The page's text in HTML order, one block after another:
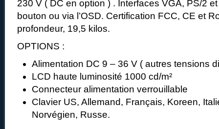
230 V ( DC en option ) . Interfaces VGA, PS/2
bouton ou via l’OSD. Certification FCC, CE et
profondeur, 19,5 kilos.
OPTIONS :
Alimentation DC 9 – 36 V ( autres tensions
LCD haute luminosité 1000 cd/m²
Connecteur alimentation verrouillable
Clavier US, Allemand, Français, Koreen,
Norvégien, Russe.